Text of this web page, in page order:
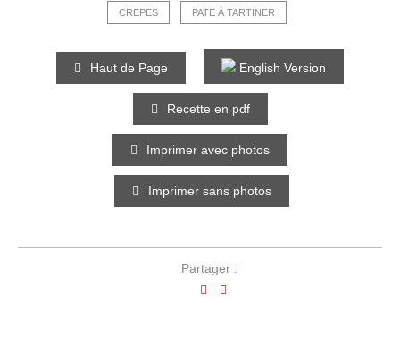
CREPES PATE À TARTINER
Haut de Page English Version
Recette en pdf
Imprimer avec photos
Imprimer sans photos
Partager :